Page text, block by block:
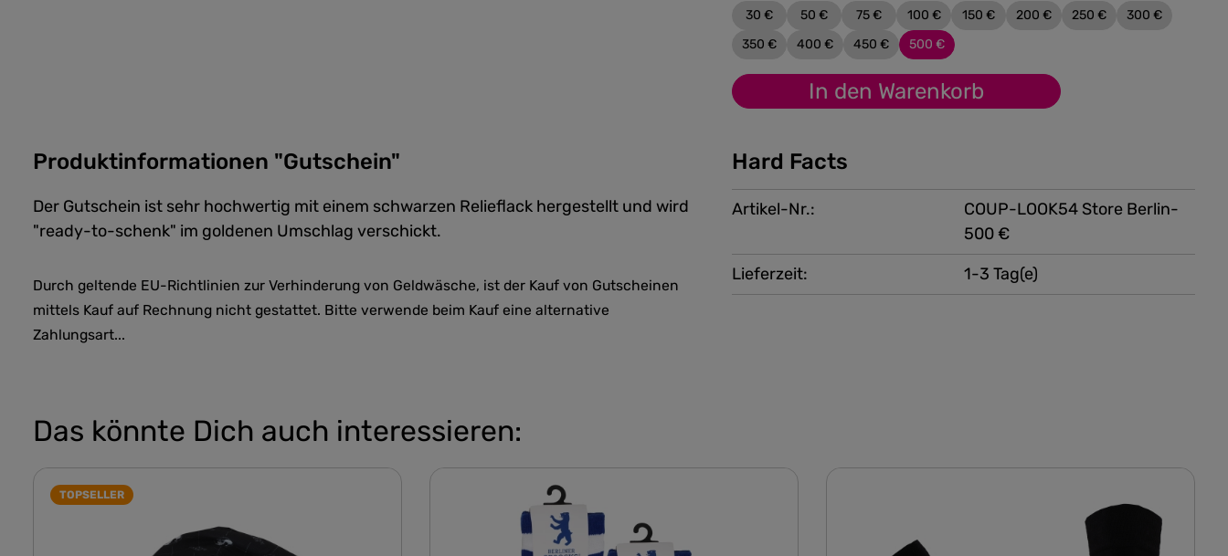
30 € 50 € 75 € 100 € 150 € 200 € 250 €
300 €
350 €
400 € 450 € 500 €
In den Warenkorb
Produktinformationen "Gutschein"
Der Gutschein ist sehr hochwertig mit einem schwarzen Relieflack hergestellt und wird
"ready-to-schenk" im goldenen Umschlag verschickt.
Durch geltende EU-Richtlinien zur Verhinderung von Geldwäsche, ist der Kauf von Gutscheinen
mittels Kauf auf Rechnung nicht gestattet. Bitte verwende beim Kauf eine alternative
Zahlungsart...
Hard Facts
Artikel-Nr.:
COUP-LOOK54 Store Berlin-
500 €
Lieferzeit:
1-3 Tag(e)
Das könnte Dich auch interessieren:
TOPSELLER